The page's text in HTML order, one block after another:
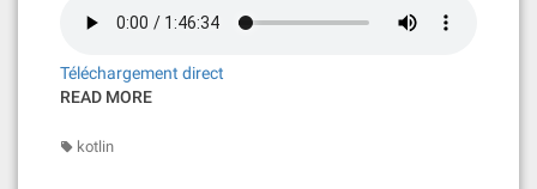
Téléchargement direct
READ MORE
kotlin